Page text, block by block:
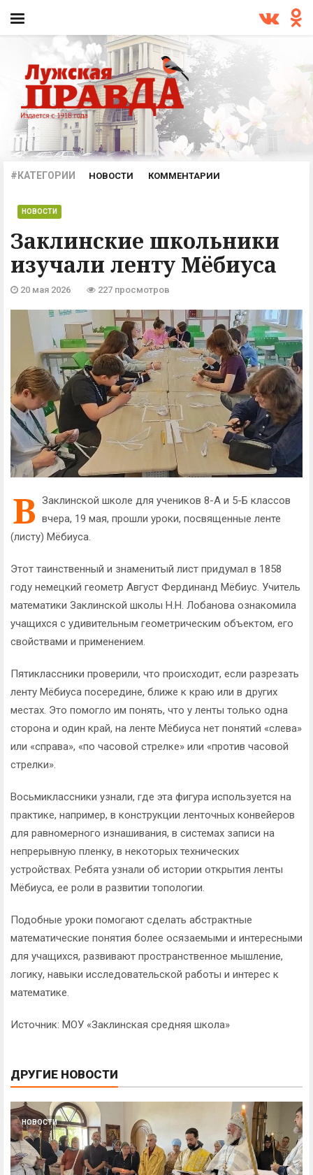
#КАТЕГОРИИ НОВОСТИ КОММЕНТАРИИ
Заклинские школьники
изучали ленту Мёбиуса
НОВОСТИ
20 мая 2026 227 просмотров
В Заклинской школе для учеников 8-А и 5-Б классов
вчера, 19 мая, прошли уроки, посвященные ленте
(листу) Мёбиуса.
Этот таинственный и знаменитый лист придумал в 1858
году немецкий геометр Август Фердинанд Мёбиус. Учитель
математики Заклинской школы Н.Н. Лобанова ознакомила
учащихся с удивительным геометрическим объектом, его
свойствами и применением.
Пятиклассники проверили, что происходит, если разрезать
ленту Мёбиуса посередине, ближе к краю или в других
местах. Это помогло им понять, что у ленты только одна
сторона и один край, на ленте Мёбиуса нет понятий «слева»
или «справа», «по часовой стрелке» или «против часовой
стрелки».
Восьмиклассники узнали, где эта фигура используется на
практике, например, в конструкции ленточных конвейеров
для равномерного изнашивания, в системах записи на
непрерывную пленку, в некоторых технических
устройствах. Ребята узнали об истории открытия ленты
Мёбиуса, ее роли в развитии топологии.
Подобные уроки помогают сделать абстрактные
математические понятия более осязаемыми и интересными
для учащихся, развивают пространственное мышление,
логику, навыки исследовательской работы и интерес к
математике.
Источник: МОУ «Заклинская средняя школа»
ДРУГИЕ НОВОСТИ
НОВОСТИ